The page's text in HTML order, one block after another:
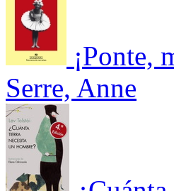
¡Ponte,
Serre, Anne